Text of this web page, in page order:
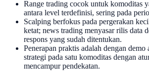
Range trading cocok untuk komoditas
antara level terdefinisi, sering pada
Scalping berfokus pada pergerakan
ketat; news trading menyasar rilis data
respons yang sudah ditentukan.
Penerapan praktis adalah dengan demo
strategi pada satu komoditas dengan
mencampur pendekatan.